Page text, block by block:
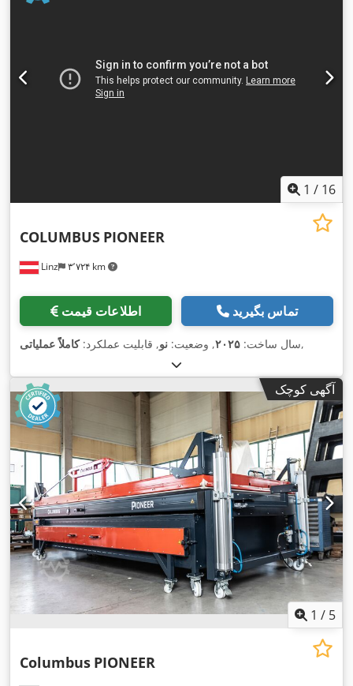
1 / 16
Linz ۳٬۷۲۴ km
COLUMBUS PIONEER
اطلاعات قیمت تماس بگیرید
سال ساخت: ۲۰۲۵, وضعیت: نو, قابلیت عملکرد:کاملاً عملیاتی ,
آگهی کوچک
1 / 5
Columbus PIONEER